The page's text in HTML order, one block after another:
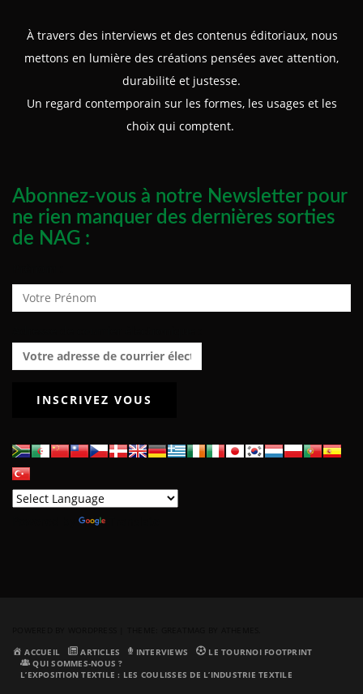
À travers des interviews et des contenus éditoriaux, nous
mettons en lumière des créations pensées avec attention,
durabilité et justesse.
Un regard contemporain sur les formes, les usages et les
choix qui comptent.
Abonnez-vous à notre Newsletter pour
ne rien manquer des dernières sorties
de NAG :
ACCUEIL
ARTICLES INTERVIEWS
LE TOURNOI FOOTPRINT
QUI SOMMES-NOUS ?
L’EXPOSITION TEXTILE : LES COULISSES DE L’INDUSTRIE TEXTILE